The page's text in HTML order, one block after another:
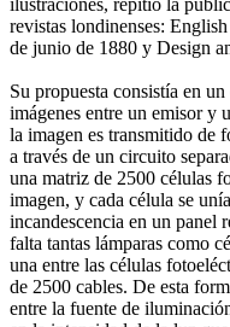
ilustraciones, repitió la
revistas londinenses:
de junio de 1880 y Design
Su propuesta consistía en
imágenes entre un emisor y
la imagen es transmitido de
a través de un circuito
una matriz de 2500 células
imagen, y cada célula se
incandescencia en un panel
falta tantas lámparas como
una entre las células
de 2500 cables. De esta
entre la fuente de